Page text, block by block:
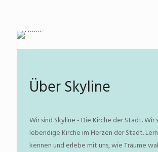
Über Skyline
Wir sind Skyline - Die Kirche der Stadt. Wir
lebendige Kirche im Herzen der Stadt.
kennen und erlebe mit uns, wie Träume